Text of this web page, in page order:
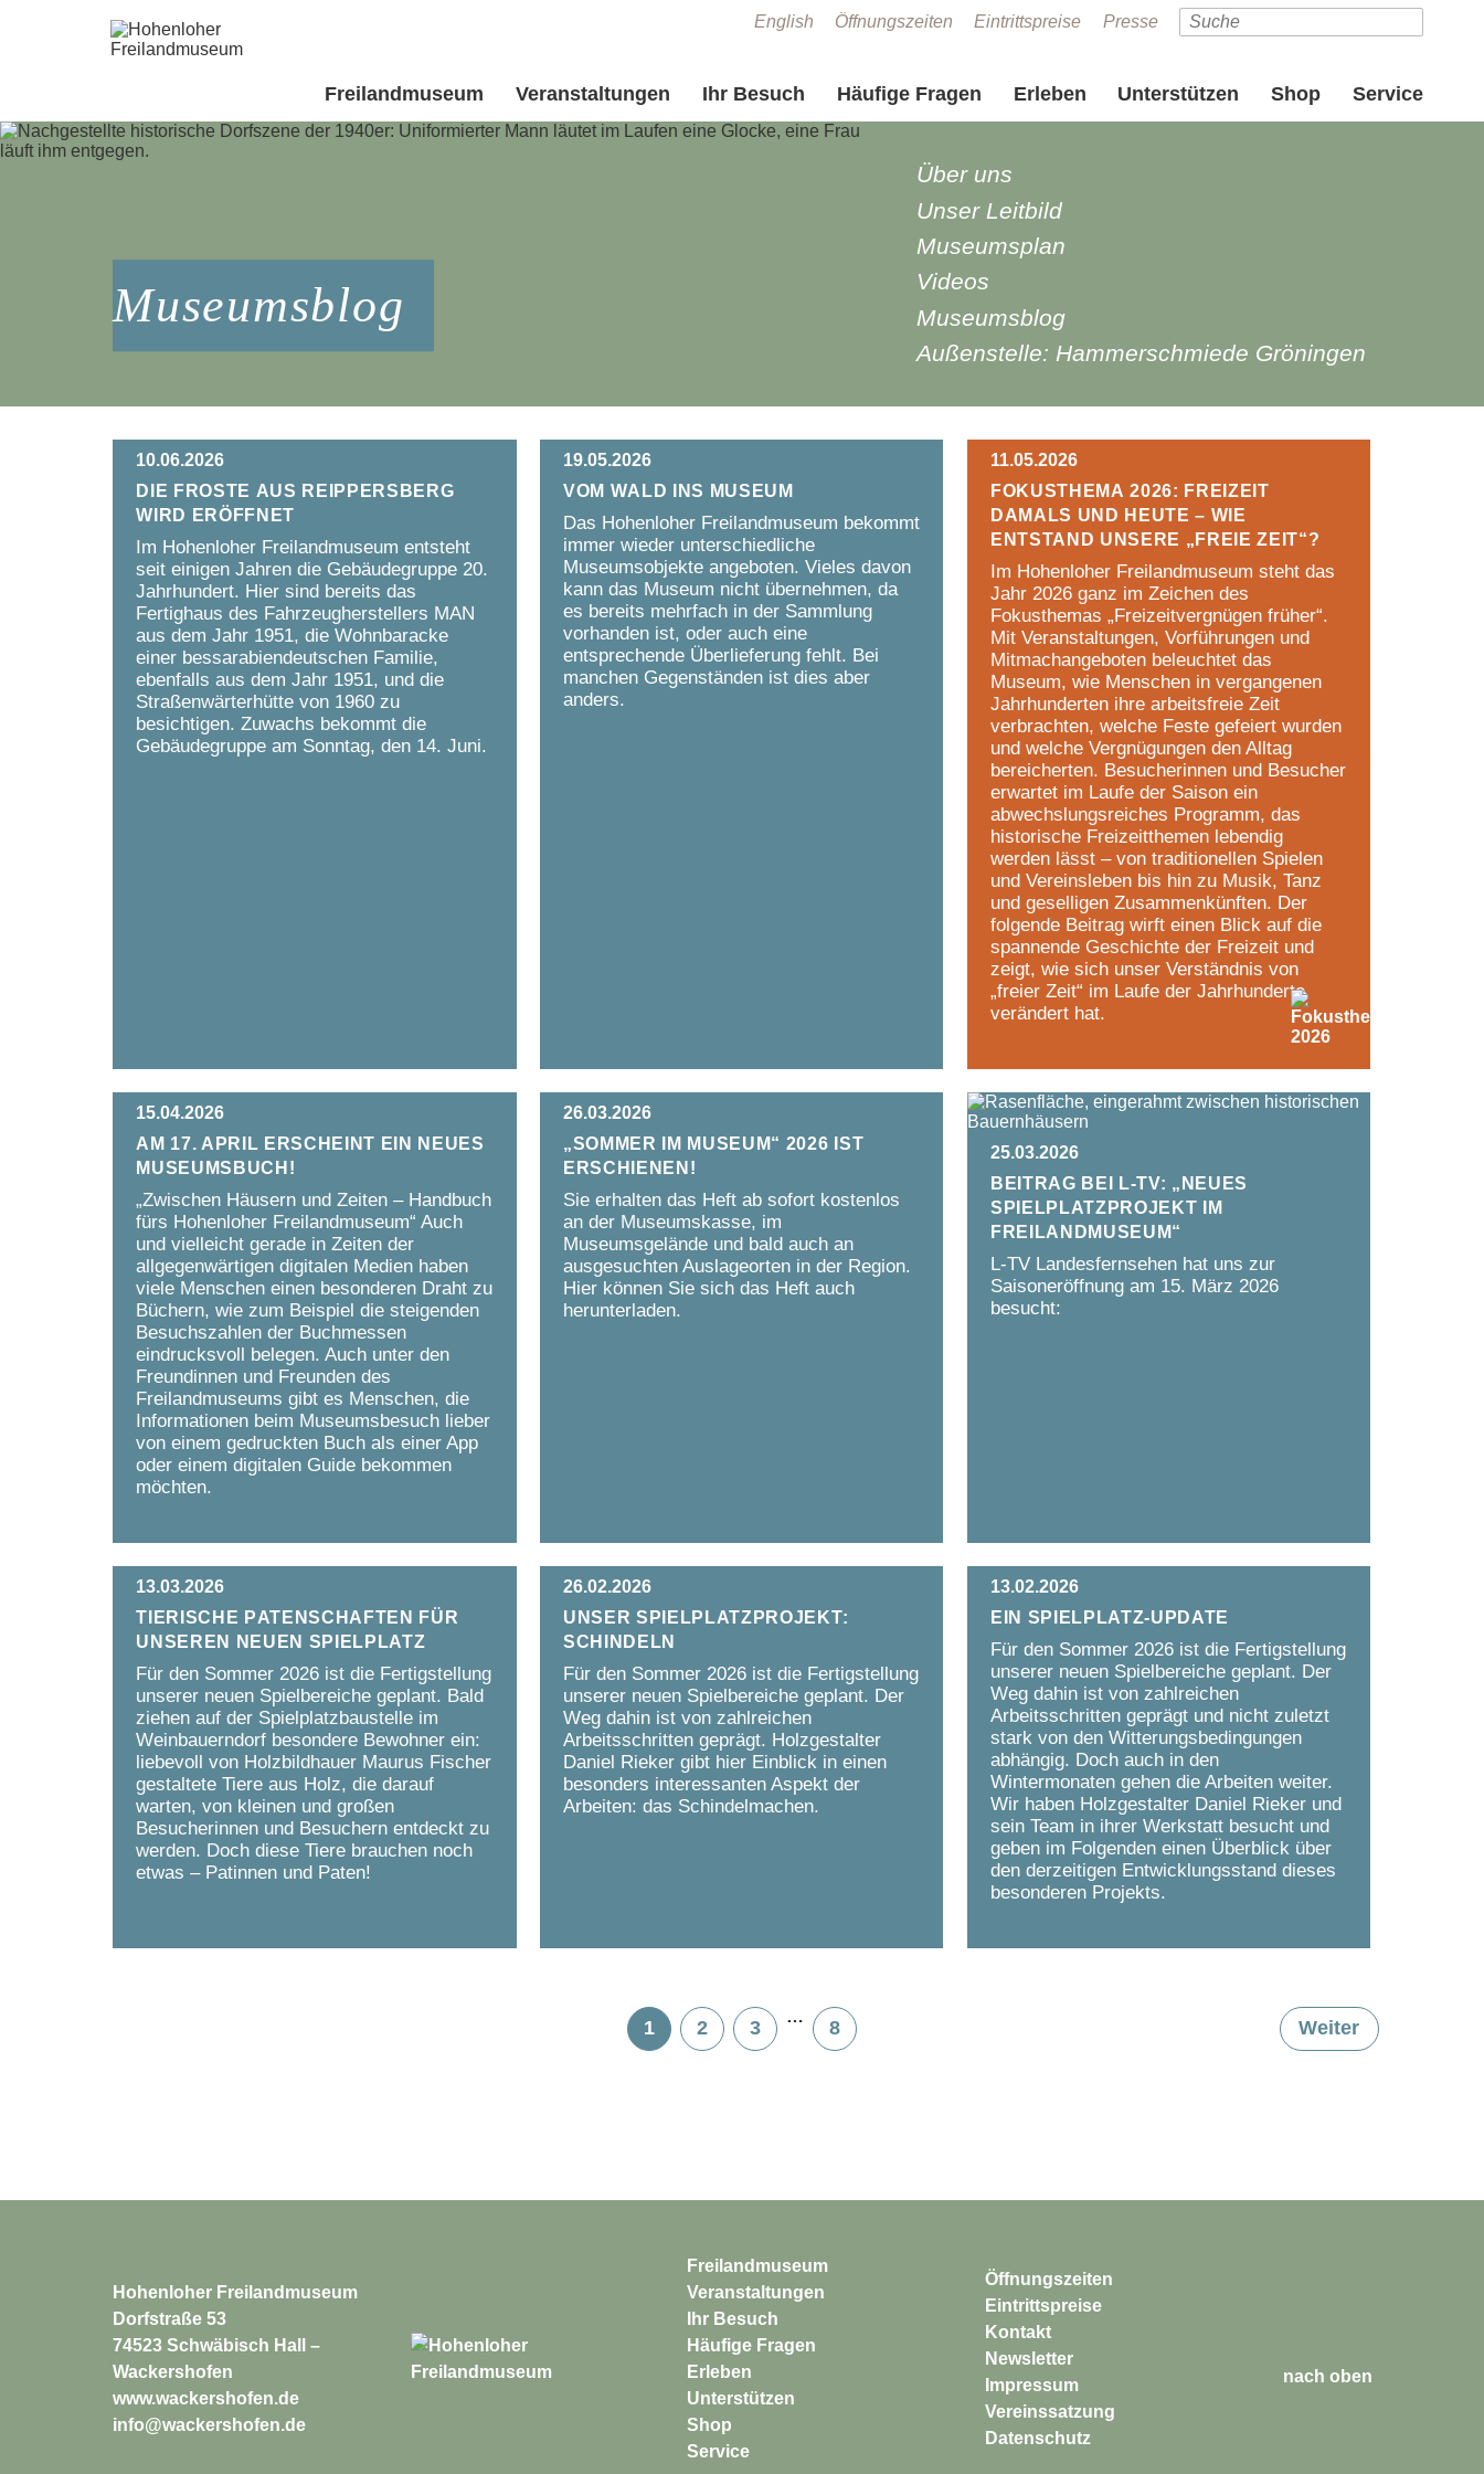
English Öffnungszeiten Eintrittspreise Presse
Freilandmuseum Veranstaltungen Ihr Besuch Häufige Fragen Erleben Unterstützen Shop Service
Über uns
Unser Leitbild
Museumsplan
Videos
Museumsblog
Außenstelle: Hammerschmiede Gröningen
Museumsblog
10.06.2026
Die Froste aus Reippersberg
wird eröffnet
Im Hohenloher Freilandmuseum entsteht
seit einigen Jahren die Gebäudegruppe 20.
Jahrhundert. Hier sind bereits das
Fertighaus des Fahrzeugherstellers MAN
aus dem Jahr 1951, die Wohnbaracke
einer bessarabiendeutschen Familie,
ebenfalls aus dem Jahr 1951, und die
Straßenwärterhütte von 1960 zu
besichtigen. Zuwachs bekommt die
Gebäudegruppe am Sonntag, den 14. Juni.
19.05.2026
Vom Wald ins Museum
Das Hohenloher Freilandmuseum bekommt
immer wieder unterschiedliche
Museumsobjekte angeboten. Vieles davon
kann das Museum nicht übernehmen, da
es bereits mehrfach in der Sammlung
vorhanden ist, oder auch eine
entsprechende Überlieferung fehlt. Bei
manchen Gegenständen ist dies aber
anders.
11.05.2026
Fokusthema 2026: Freizeit
damals und heute – Wie
entstand unsere „freie Zeit“?
Im Hohenloher Freilandmuseum steht das
Jahr 2026 ganz im Zeichen des
Fokusthemas „Freizeitvergnügen früher“.
Mit Veranstaltungen, Vorführungen und
Mitmachangeboten beleuchtet das
Museum, wie Menschen in vergangenen
Jahrhunderten ihre arbeitsfreie Zeit
verbrachten, welche Feste gefeiert wurden
und welche Vergnügungen den Alltag
bereicherten. Besucherinnen und Besucher
erwartet im Laufe der Saison ein
abwechslungsreiches Programm, das
historische Freizeitthemen lebendig
werden lässt – von traditionellen Spielen
und Vereinsleben bis hin zu Musik, Tanz
und geselligen Zusammenkünften. Der
folgende Beitrag wirft einen Blick auf die
spannende Geschichte der Freizeit und
zeigt, wie sich unser Verständnis von
„freier Zeit“ im Laufe der Jahrhunderte
verändert hat.
15.04.2026
Am 17. April erscheint ein neues
Museumsbuch!
„Zwischen Häusern und Zeiten – Handbuch
fürs Hohenloher Freilandmuseum“ Auch
und vielleicht gerade in Zeiten der
allgegenwärtigen digitalen Medien haben
viele Menschen einen besonderen Draht zu
Büchern, wie zum Beispiel die steigenden
Besuchszahlen der Buchmessen
eindrucksvoll belegen. Auch unter den
Freundinnen und Freunden des
Freilandmuseums gibt es Menschen, die
Informationen beim Museumsbesuch lieber
von einem gedruckten Buch als einer App
oder einem digitalen Guide bekommen
möchten.
26.03.2026
„Sommer im Museum“ 2026 ist
erschienen!
Sie erhalten das Heft ab sofort kostenlos
an der Museumskasse, im
Museumsgelände und bald auch an
ausgesuchten Auslageorten in der Region.
Hier können Sie sich das Heft auch
herunterladen.
25.03.2026
Beitrag bei L-TV: „Neues
Spielplatzprojekt im
Freilandmuseum“
L-TV Landesfernsehen hat uns zur
Saisoneröffnung am 15. März 2026
besucht:
13.03.2026
Tierische Patenschaften für
unseren neuen Spielplatz
Für den Sommer 2026 ist die Fertigstellung
unserer neuen Spielbereiche geplant. Bald
ziehen auf der Spielplatzbaustelle im
Weinbauerndorf besondere Bewohner ein:
liebevoll von Holzbildhauer Maurus Fischer
gestaltete Tiere aus Holz, die darauf
warten, von kleinen und großen
Besucherinnen und Besuchern entdeckt zu
werden. Doch diese Tiere brauchen noch
etwas – Patinnen und Paten!
26.02.2026
Unser Spielplatzprojekt:
Schindeln
Für den Sommer 2026 ist die Fertigstellung
unserer neuen Spielbereiche geplant. Der
Weg dahin ist von zahlreichen
Arbeitsschritten geprägt. Holzgestalter
Daniel Rieker gibt hier Einblick in einen
besonders interessanten Aspekt der
Arbeiten: das Schindelmachen.
13.02.2026
Ein Spielplatz-Update
Für den Sommer 2026 ist die Fertigstellung
unserer neuen Spielbereiche geplant. Der
Weg dahin ist von zahlreichen
Arbeitsschritten geprägt und nicht zuletzt
stark von den Witterungsbedingungen
abhängig. Doch auch in den
Wintermonaten gehen die Arbeiten weiter.
Wir haben Holzgestalter Daniel Rieker und
sein Team in ihrer Werkstatt besucht und
geben im Folgenden einen Überblick über
den derzeitigen Entwicklungsstand dieses
besonderen Projekts.
1 2 3
…
8 Weiter
Hohenloher Freilandmuseum
Dorfstraße 53
74523 Schwäbisch Hall –
Wackershofen
www.wackershofen.de
info@wackershofen.de
Freilandmuseum
Veranstaltungen
Ihr Besuch
Häufige Fragen
Erleben
Unterstützen
Shop
Service
Öffnungszeiten
Eintrittspreise
Kontakt
Newsletter
Impressum
Vereinssatzung
Datenschutz
nach oben